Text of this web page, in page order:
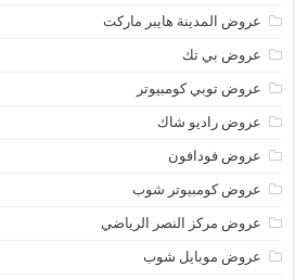
عروض المدينة هايبر ماركت
عروض بي تك
عروض توبي كومبيوتر
عروض راديو شاك
عروض فودافون
عروض كومبيوتر شوب
عروض مركز النصر الرياضي
عروض موبايل شوب